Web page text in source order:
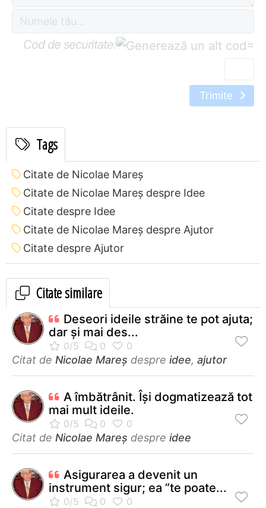
Cod de securitate: =
Trimite
Tags
Citate de Nicolae Mareș
Citate de Nicolae Mareș despre Idee
Citate despre Idee
Citate de Nicolae Mareș despre Ajutor
Citate despre Ajutor
Citate similare
Deseori ideile străine te pot ajuta;
dar și mai des...
Citat de Nicolae Mareș despre idee, ajutor
A îmbătrânit. Îşi dogmatizează tot
mai mult ideile.
Citat de Nicolae Mareș despre idee
Asigurarea a devenit un
instrument sigur; ea ”te poate...